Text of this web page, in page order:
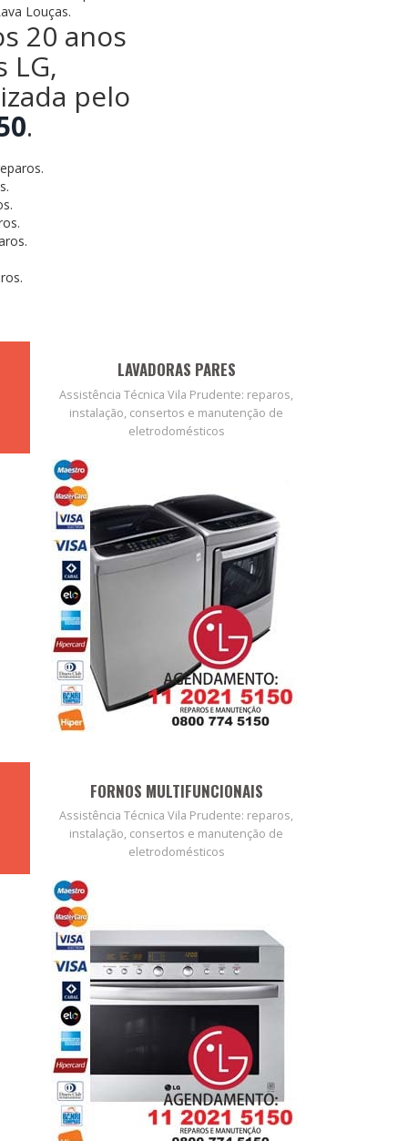
Louças.
20 anos
LG,
pelo
.
LAVADORAS PARES
Assistência Técnica Vila Prudente: reparos,
instalação, consertos e manutenção de
eletrodomésticos
FORNOS MULTIFUNCIONAIS
Assistência Técnica Vila Prudente: reparos,
instalação, consertos e manutenção de
eletrodomésticos